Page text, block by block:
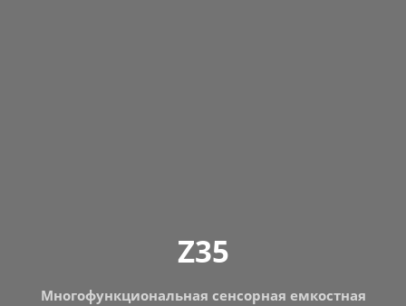
Z35
Многофункциональная сенсорная емкостная